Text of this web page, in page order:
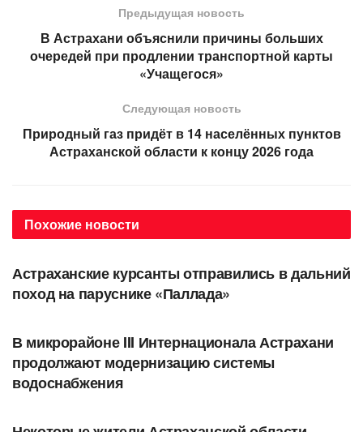
Предыдущая новость
В Астрахани объяснили причины больших
очередей при продлении транспортной карты
«Учащегося»
Следующая новость
Природный газ придёт в 14 населённых пунктов
Астраханской области к концу 2026 года
Похожие новости
ОБЩЕСТВО
Астраханские курсанты отправились в дальний
поход на паруснике «Паллада»
В микрорайоне III Интернационала Астрахани
продолжают модернизацию системы
водоснабжения